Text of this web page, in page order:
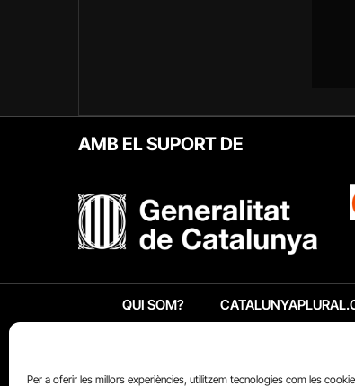
Per a oferir les millors experiències, utilitzem tecnologies com les
AMB EL SUPORT DE
QUI SOM?